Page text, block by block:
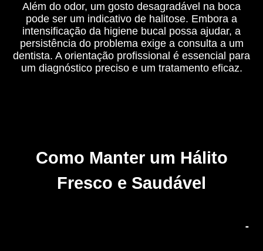
Além do odor, um gosto desagradável na boca
pode ser um indicativo de halitose. Embora a
intensificação da higiene bucal possa ajudar, a
persistência do problema exige a consulta a um
dentista. A orientação profissional é essencial para
um diagnóstico preciso e um tratamento eficaz.
Como Manter um Hálito
Fresco e Saudável